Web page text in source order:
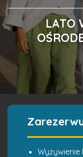
LATO
Wyżywienie